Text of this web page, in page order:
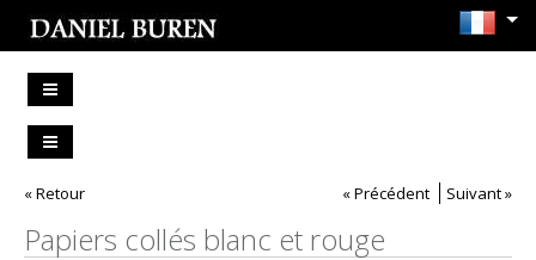
« Retour « Précédent Suivant »
Papiers collés blanc et rouge